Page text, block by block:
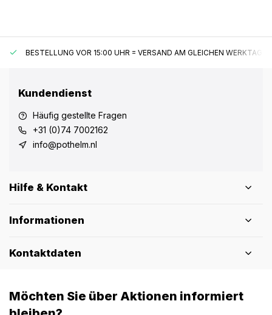
BESTELLUNG VOR 15:00 UHR = VERSAND AM GLEICHEN WERKTAG*
Kundendienst
Häufig gestellte Fragen
+31 (0)74 7002162
info@pothelm.nl
Hilfe & Kontakt
Informationen
Kontaktdaten
Möchten Sie über Aktionen informiert